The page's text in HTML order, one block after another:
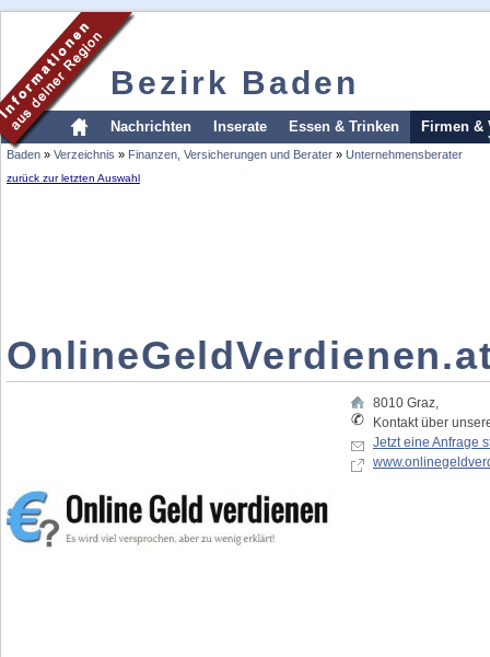
Bezirk Baden
Nachrichten Inserate Essen & Trinken Firmen &
Baden » Verzeichnis » Finanzen, Versicherungen und Berater » Unternehmensberater
zurück zur letzten Auswahl
8010 Graz,
Kontakt über
Jetzt eine Anfrage